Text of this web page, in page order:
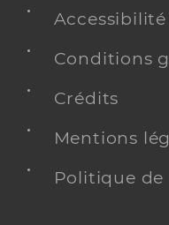
Conditions
Crédits
Mentions
Politique